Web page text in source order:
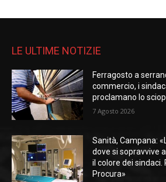
LE ULTIME NOTIZIE
Ferragosto a
commercio, i
proclamano lo
7 Agosto 2026
Sanità, Campana:
dove si sopravvive
il colore dei sindaci.
Procura»